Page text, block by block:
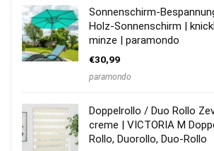
Sonnenschirm-
Holz-Sonnenschirm |
minze | paramondo
€30,99
paramondo
Doppelrollo / Duo Rollo
creme | VICTORIA M
Rollo, Duorollo, Duo-Rollo